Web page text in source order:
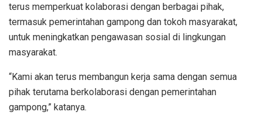
terus memperkuat kolaborasi dengan berbagai pihak,
termasuk pemerintahan gampong dan tokoh masyarakat,
untuk meningkatkan pengawasan sosial di lingkungan
masyarakat.
“Kami akan terus membangun kerja sama dengan semua
pihak terutama berkolaborasi dengan pemerintahan
gampong,” katanya.